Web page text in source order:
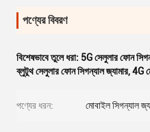
পণ্যের বিবরণ
বিশেষভাবে তুলে ধরা: 5G সেলুলার ফোন
ব্লুটুথ সেলুলার ফোন সিগন্যাল জ্যামার,4G
পণ্যের ধরন: মোবাইল সিগন্যাল